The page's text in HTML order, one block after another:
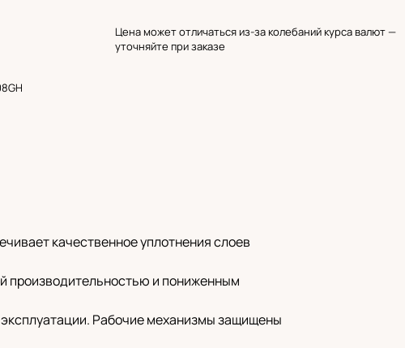
Цена может отличаться из-за колебаний курса валют —
уточняйте при заказе
качественное уплотнения слоев
производительностью и пониженным
Рабочие механизмы защищены